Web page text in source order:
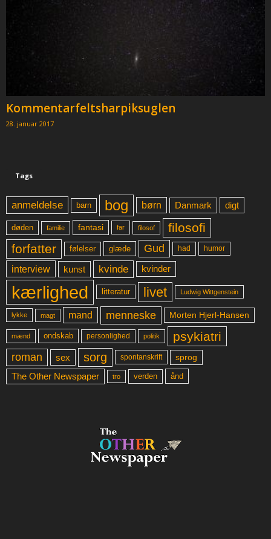
Kommentarfeltsharpiksuglen
28. januar 2017
Tags
anmeldelse barn bog børn Danmark digt
døden familie fantasi far filosof
filosofi
forfatter
følelser glæde Gud had humor
interview kunst kvinde kvinder
kærlighed litteratur livet Ludwig Wittgenstein
lykke magt mand menneske Morten Hjerl-Hansen
mænd ondskab personlighed politik psykiatri
roman sex sorg spontanskrift sprog
The Other Newspaper tro verden ånd